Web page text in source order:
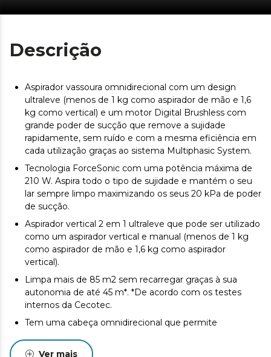
Descrição
Aspirador vassoura omnidirecional com um design
ultraleve (menos de 1 kg como aspirador de mão e 1,6
kg como vertical) e um motor Digital Brushless com
grande poder de sucção que remove a sujidade
rapidamente, sem ruído e com a mesma eficiência em
cada utilização graças ao sistema Multiphasic System.
Tecnologia ForceSonic com uma potência máxima de
210 W. Aspira todo o tipo de sujidade e mantém o seu
lar sempre limpo maximizando os seus 20 kPa de poder
de sucção.
Aspirador vertical 2 em 1 ultraleve que pode ser utilizado
como um aspirador vertical e manual (menos de 1 kg
como aspirador de mão e 1,6 kg como aspirador
vertical).
Limpa mais de 85 m2 sem recarregar graças à sua
autonomia de até 45 m*. *De acordo com os testes
internos da Cecotec.
Tem uma cabeça omnidirecional que permite
E com escova dupla: Jalisco e Multifunções para limpar
Ver mais